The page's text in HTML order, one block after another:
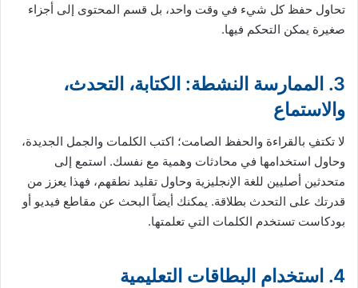
تحاول حفظ كل شيء في وقت واحد، بل قسم المحتوى إلى أجزاء
صغيرة يمكن التحكم فيها.
3. الممارسة النشطة: الكتابة، التحدث،
والاستماع
لا تكتفِ بالقراءة والحفظ الصامت؛ اكتب الكلمات والجمل الجديدة،
وحاول استخدامها في محادثات وهمية مع نفسك. استمع إلى
متحدثين أصليين للغة الإنجليزية وحاول تقليد نطقهم، فهذا يعزز من
قدرتك على التحدث بطلاقة. يمكنك أيضاً البحث عن مقاطع فيديو أو
بودكاست تستخدم الكلمات التي تعلمتها.
4. استخدام البطاقات التعليمية